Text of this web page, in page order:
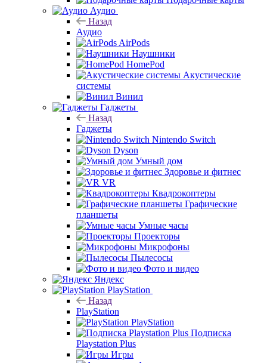
Аудио
Назад
Аудио
AirPods
Наушники
HomePod
Акустические
системы
Винил
Гаджеты
Назад
Гаджеты
Nintendo Switch
Dyson
Умный дом
Здоровье и фитнес
VR
Квадрокоптеры
Графические
планшеты
Умные часы
Проекторы
Микрофоны
Пылесосы
Фото и видео
Яндекс
PlayStation
Назад
PlayStation
PlayStation
Подписка
Playstation Plus
Игры